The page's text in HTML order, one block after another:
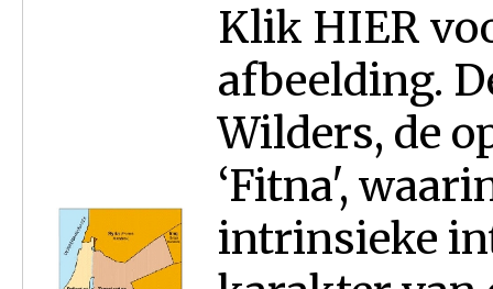
Klik HIER
afbeelding.
Wilders, de
‘Fitna',
intrinsieke